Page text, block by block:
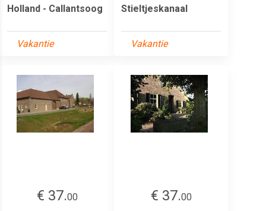
Holland - Callantsoog
Vakantie
Stieltjeskanaal
Vakantie
€ 37.00 € 37.00